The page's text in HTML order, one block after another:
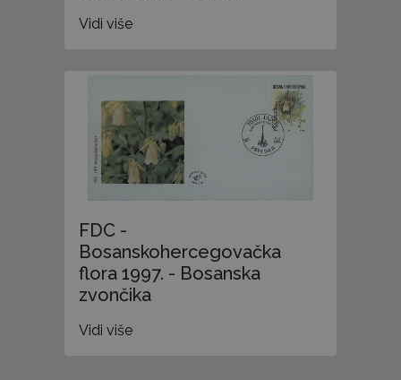
Vidi više
FDC -
Bosanskohercegovačka
flora 1997. - Bosanska
zvončika
Vidi više